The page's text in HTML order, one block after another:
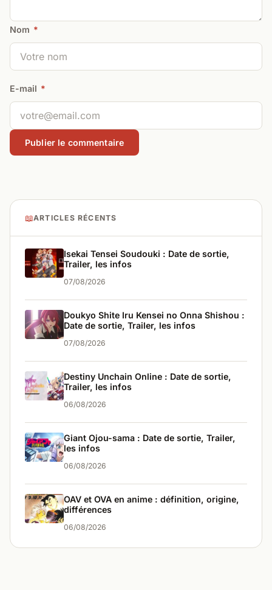
Nom *
E-mail *
📖ARTICLES RÉCENTS
Isekai Tensei Soudouki : Date de sortie,
Trailer, les infos
07/08/2026
Doukyo Shite Iru Kensei no Onna Shishou :
Date de sortie, Trailer, les infos
07/08/2026
Destiny Unchain Online : Date de sortie,
Trailer, les infos
06/08/2026
Giant Ojou-sama : Date de sortie, Trailer,
les infos
06/08/2026
OAV et OVA en anime : définition, origine,
différences
06/08/2026